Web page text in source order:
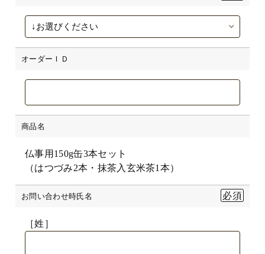
オーダーＩＤ
商品名
仏事用150g缶3本セット
（はつづみ2本・抹茶入玄米茶1本）
お問い合わせ時氏名
［姓］